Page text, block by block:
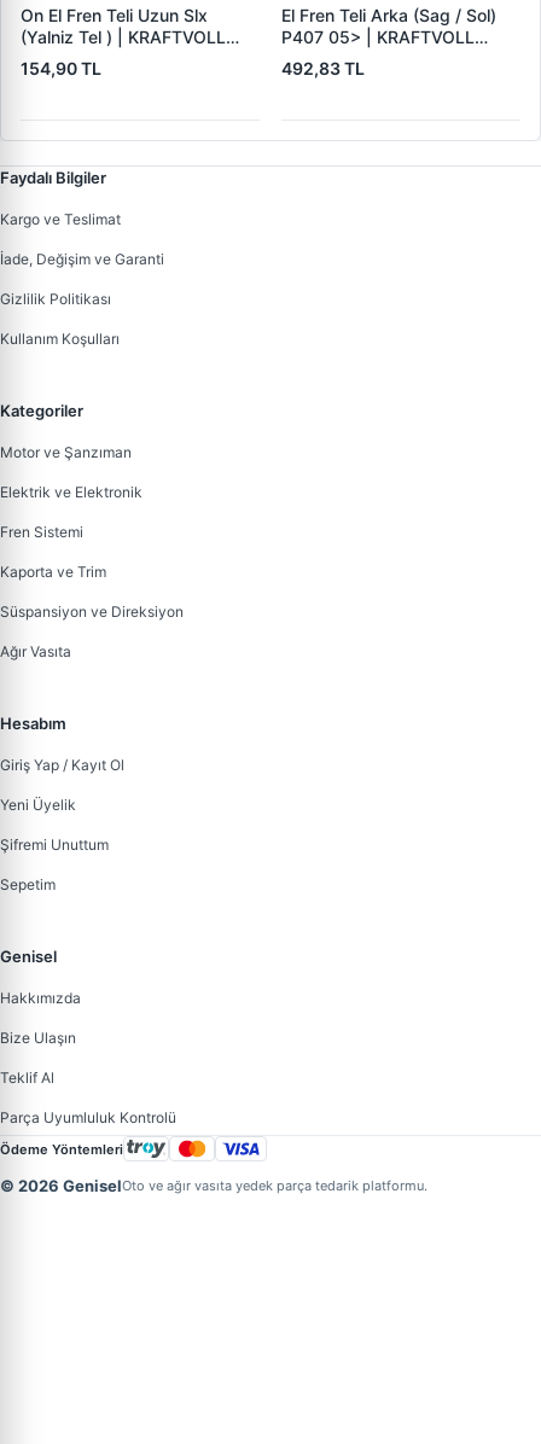
On El Fren Teli Uzun Slx
(Yalniz Tel ) | KRAFTVOLL
21032187 | OEM 85009183
154,90 TL
El Fren Teli Arka (Sag / Sol)
P407 05> | KRAFTVOLL
01090296 | OEM 4745X4
E074142
492,83 TL
Faydalı Bilgiler
Kargo ve Teslimat
İade, Değişim ve Garanti
Gizlilik Politikası
Kullanım Koşulları
Kategoriler
Motor ve Şanzıman
Elektrik ve Elektronik
Fren Sistemi
Kaporta ve Trim
Süspansiyon ve Direksiyon
Ağır Vasıta
Hesabım
Giriş Yap / Kayıt Ol
Yeni Üyelik
Şifremi Unuttum
Sepetim
Genisel
Hakkımızda
Bize Ulaşın
Teklif Al
Parça Uyumluluk Kontrolü
Ödeme Yöntemleri
© 2026 GeniselOto ve ağır vasıta yedek parça tedarik platformu.